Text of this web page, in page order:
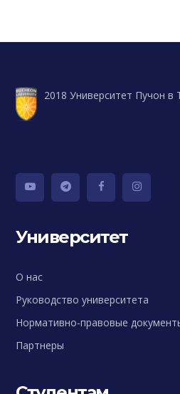
2018 Университет Пучон в
Университет
О нас
Руководство университета
Нормативно-правовые
Партнеры